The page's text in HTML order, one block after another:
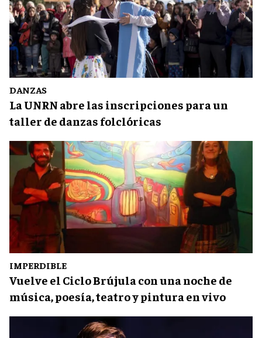
DANZAS
La UNRN abre las inscripciones para un
taller de danzas folclóricas
IMPERDIBLE
Vuelve el Ciclo Brújula con una noche de
música, poesía, teatro y pintura en vivo